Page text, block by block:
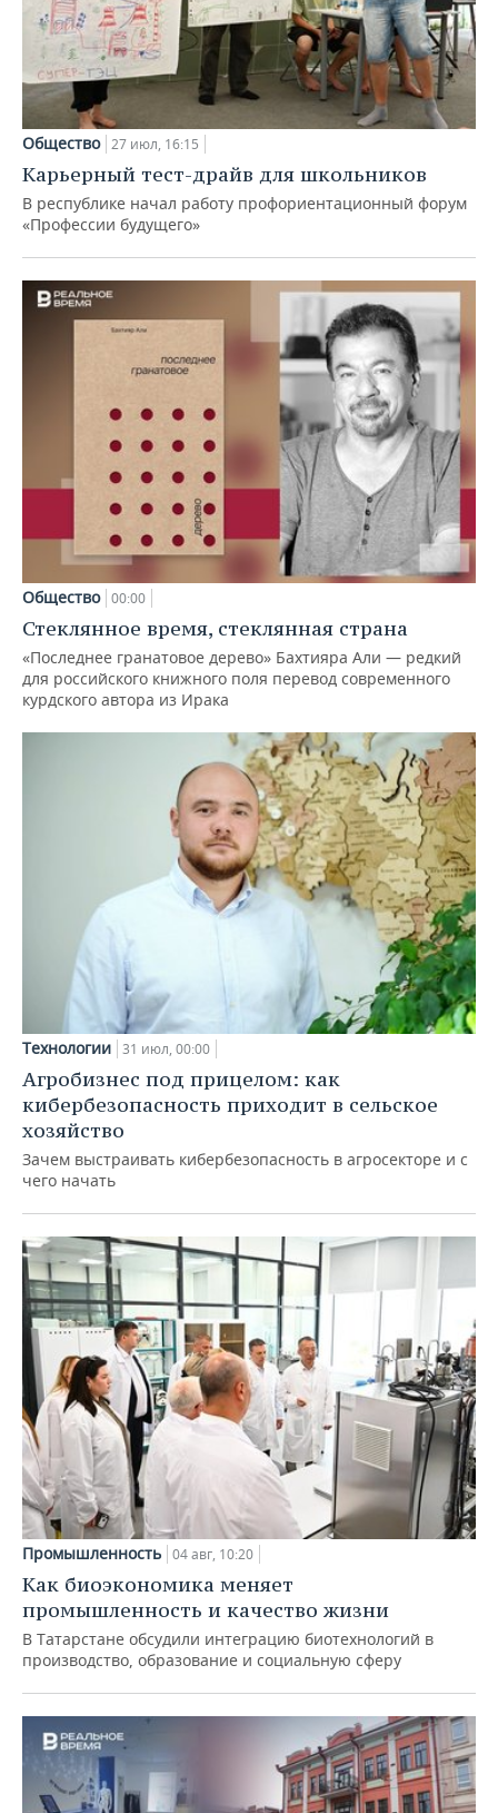
Общество 27 июл, 16:15
Карьерный тест-драйв для школьников
В республике начал работу профориентационный форум
«Профессии будущего»
Общество 00:00
Стеклянное время, стеклянная страна
«Последнее гранатовое дерево» Бахтияра Али — редкий
для российского книжного поля перевод современного
курдского автора из Ирака
Технологии 31 июл, 00:00
Агробизнес под прицелом: как
кибербезопасность приходит в сельское
хозяйство
Зачем выстраивать кибербезопасность в агросекторе и с
чего начать
Промышленность 04 авг, 10:20
Как биоэкономика меняет
промышленность и качество жизни
В Татарстане обсудили интеграцию биотехнологий в
производство, образование и социальную сферу